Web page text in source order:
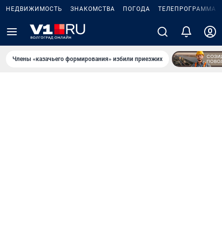
НЕДВИЖИМОСТЬ ЗНАКОМСТВА ПОГОДА ТЕЛЕПРОГРАММА
Члены «казачьего формирования» избили приезжих